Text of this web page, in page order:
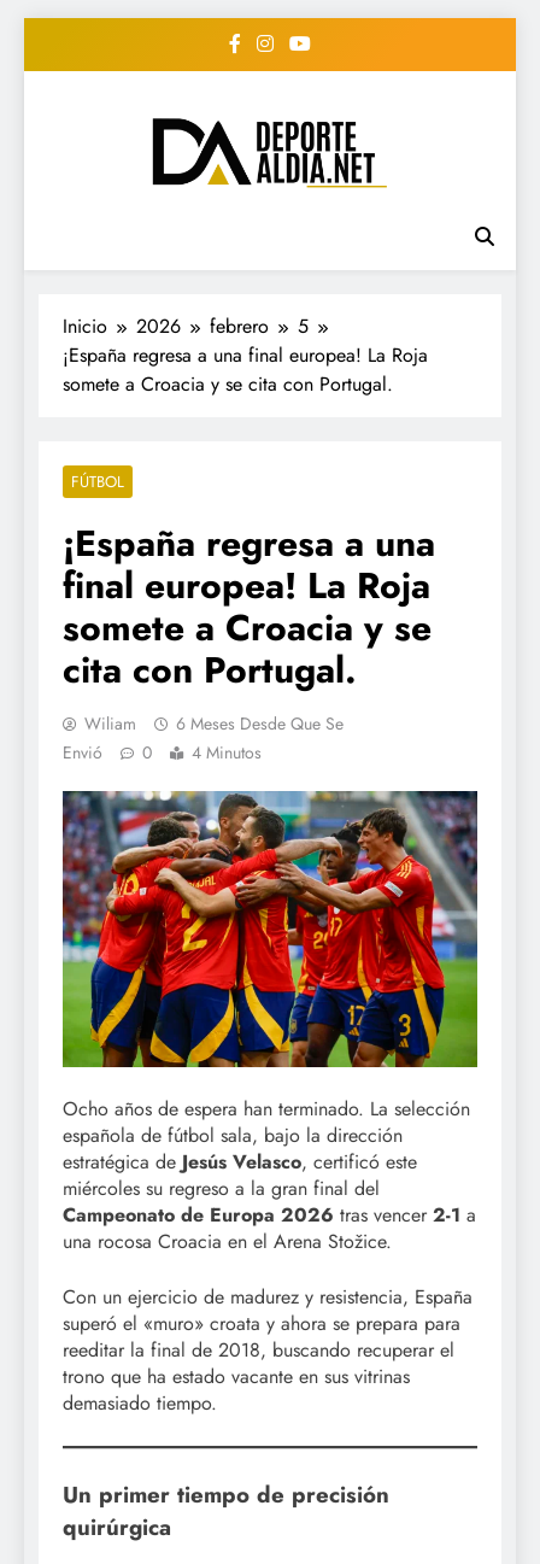
• DEPORTE AL DIA •
"Periodico Deportivo
Digital"
#deportealdiard #deportealdiaperiodico
Inicio 2026 febrero
5
¡España regresa a una final europea! La Roja
somete a Croacia y se cita con Portugal.
FÚTBOL
¡España regresa a una
final europea! La Roja
somete a Croacia y se
cita con Portugal.
Wiliam
6 Meses Desde Que Se
Envió
0 4 Minutos
Ocho años de espera han terminado. La selección
española de fútbol sala, bajo la dirección
estratégica de Jesús Velasco, certificó este
miércoles su regreso a la gran final del
Campeonato de Europa 2026 tras vencer 2-1 a
una rocosa Croacia en el Arena Stožice.
Con un ejercicio de madurez y resistencia, España
superó el «muro» croata y ahora se prepara para
reeditar la final de 2018, buscando recuperar el
trono que ha estado vacante en sus vitrinas
demasiado tiempo.
Un primer tiempo de precisión
quirúrgica